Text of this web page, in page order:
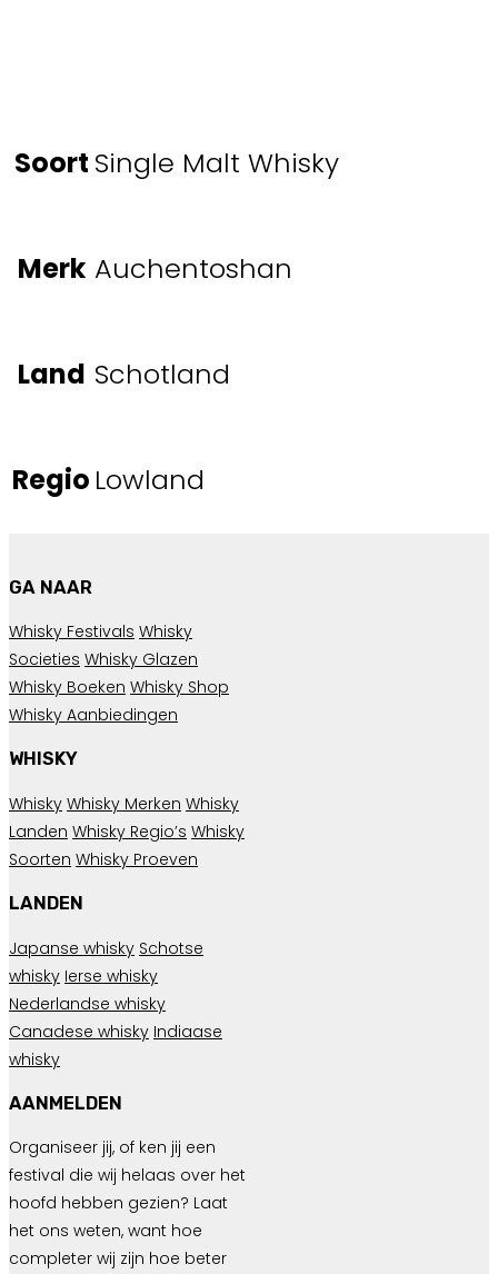
Soort Single Malt Whisky
Merk Auchentoshan
Land Schotland
Regio Lowland
GA NAAR
Whisky Festivals Whisky
Societies Whisky Glazen
Whisky Boeken Whisky Shop
Whisky Aanbiedingen
WHISKY
Whisky Whisky Merken Whisky
Landen Whisky Regio’s Whisky
Soorten Whisky Proeven
LANDEN
Japanse whisky Schotse
whisky Ierse whisky
Nederlandse whisky
Canadese whisky Indiaase
whisky
AANMELDEN
Organiseer jij, of ken jij een
festival die wij helaas over het
hoofd hebben gezien? Laat
het ons weten, want hoe
completer wij zijn hoe beter